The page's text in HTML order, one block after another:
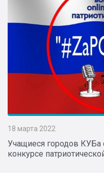
18 марта 2022
Учащиеся городов КУБа
конкурсе